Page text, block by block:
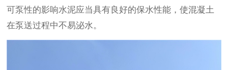
可泵性的影响水泥应当具有良好的保水性能，使混凝土
在泵送过程中不易泌水。